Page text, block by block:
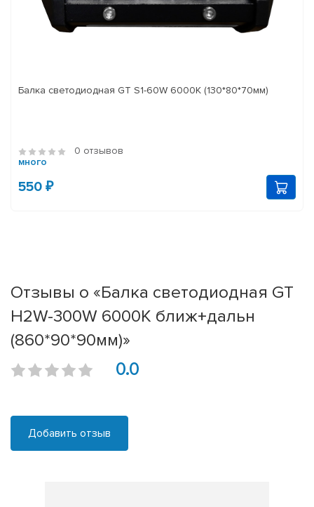
Балка светодиодная GT S1-60W 6000K (130*80*70мм)
0 отзывов
много
550 ₽
Отзывы о «Балка светодиодная GT
H2W-300W 6000K ближ+дальн
(860*90*90мм)»
0.0
Добавить отзыв